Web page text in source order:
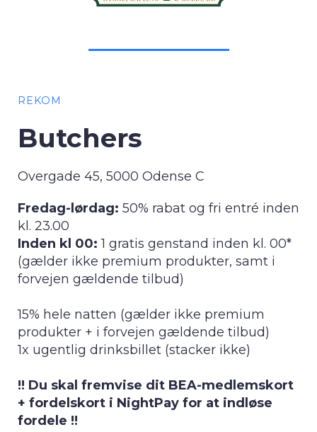
REKOM
Butchers
Overgade 45, 5000 Odense C
Fredag-lørdag: 50% rabat og fri entré inden
kl. 23.00
Inden kl 00:1 gratis genstand inden kl. 00*
(gælder ikke premium produkter, samt i
forvejen gældende tilbud)
15% hele natten (gælder ikke premium
produkter + i forvejen gældende tilbud)
1x ugentlig drinksbillet (stacker ikke)
!! Du skal fremvise dit BEA-medlemskort
+ fordelskort i NightPay for at indløse
fordele !!